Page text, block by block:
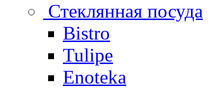
Стеклянная посуда
Bistro
Tulipe
Enoteka